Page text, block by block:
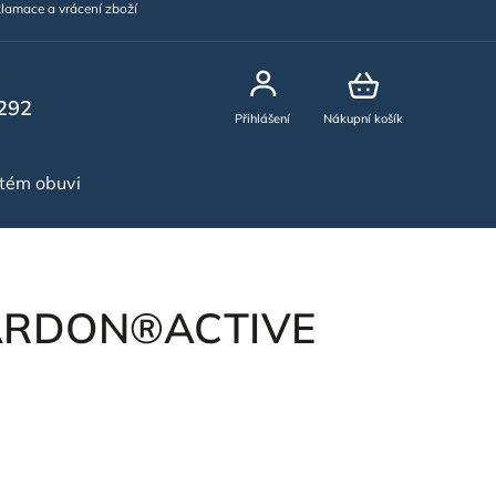
a vrácení zboží
Nákupní košík
Přihlášení
obuvi